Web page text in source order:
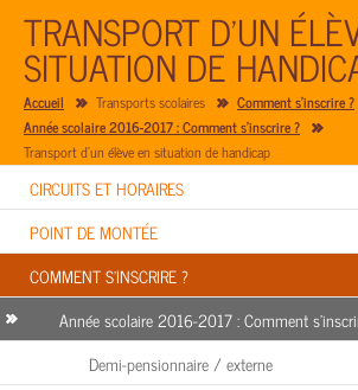
TRANSPORT D’UN
SITUATION DE
Accueil Transports scolaires
Comment s'inscrire ?
Année scolaire 2016-2017 : Comment s'inscrire ?
Transport d’un élève en situation de handicap
CIRCUITS ET HORAIRES
POINT DE MONTÉE
COMMENT S'INSCRIRE ?
Année scolaire 2016-2017 : Comment
Demi-pensionnaire / externe